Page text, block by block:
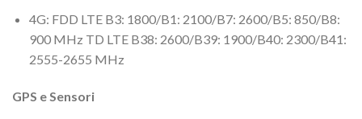
4G: FDD LTE B3: 1800/B1: 2100/B7: 2600/B5: 850/B8:
900 MHz TD LTE B38: 2600/B39: 1900/B40: 2300/B41:
2555-2655 MHz
GPS e Sensori